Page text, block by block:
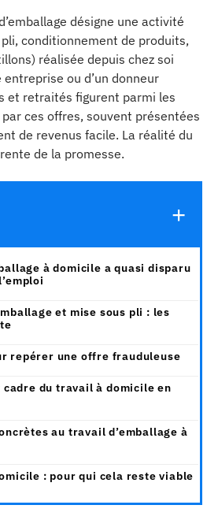
désigne une activité
conditionnement de produits,
réalisée depuis chez soi
entreprise ou d’un donneur
et retraités figurent parmi les
ces offres, souvent présentées
de revenus facile. La réalité du
de la promesse.
à domicile a quasi disparu
et mise sous pli : les
repérer une offre frauduleuse
du travail à domicile en
au travail d’emballage à
: pour qui cela reste viable